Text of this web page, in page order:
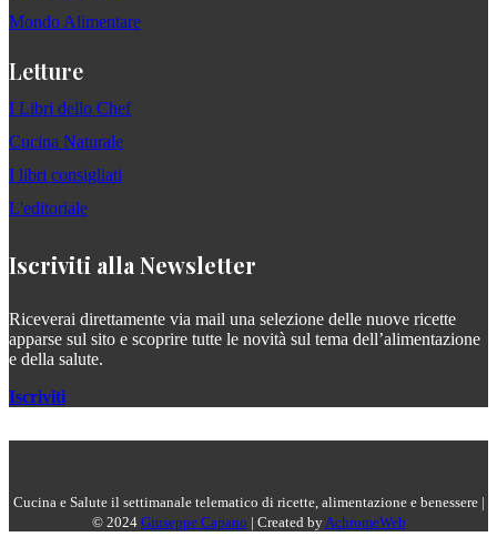
Mondo Alimentare
Letture
I Libri dello Chef
Cucina Naturale
I libri consigliati
L'editoriale
Iscriviti alla Newsletter
Riceverai direttamente via mail una selezione delle nuove ricette
apparse sul sito e scoprire tutte le novità sul tema dell’alimentazione
e della salute.
Iscriviti
Cucina e Salute il settimanale telematico di ricette, alimentazione e benessere |
© 2024 Giuseppe Capano | Created by AchromeWeb